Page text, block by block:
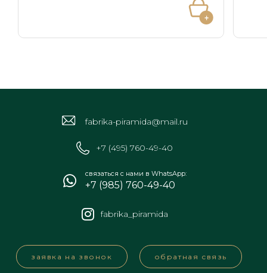
fabrika-piramida@mail.ru
+7 (495) 760-49-40
связаться с нами в WhatsApp:
+7 (985) 760-49-40
fabrika_piramida
заявка на звонок обратная связь